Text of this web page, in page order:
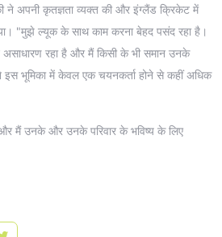
ने अपनी कृतज्ञता व्यक्त की और इंग्लैंड क्रिकेट में
"मुझे ल्यूक के साथ काम करना बेहद पसंद रहा है।
रहा है और मैं किसी के भी समान उनके
इस भूमिका में केवल एक चयनकर्ता होने से कहीं अधिक
मैं उनके और उनके परिवार के भविष्य के लिए